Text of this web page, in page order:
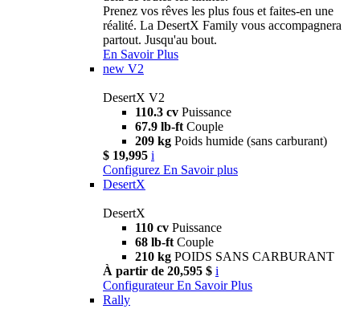
Prenez vos rêves les plus fous et faites-en une
réalité. La DesertX Family vous accompagnera
partout. Jusqu'au bout.
En Savoir Plus
new V2
DesertX V2
110.3 cv Puissance
67.9 lb-ft Couple
209 kg Poids humide (sans carburant)
$ 19,995 i
Configurez En Savoir plus
DesertX
DesertX
110 cv Puissance
68 lb-ft Couple
210 kg POIDS SANS CARBURANT
À partir de 20,595 $ i
Configurateur En Savoir Plus
Rally